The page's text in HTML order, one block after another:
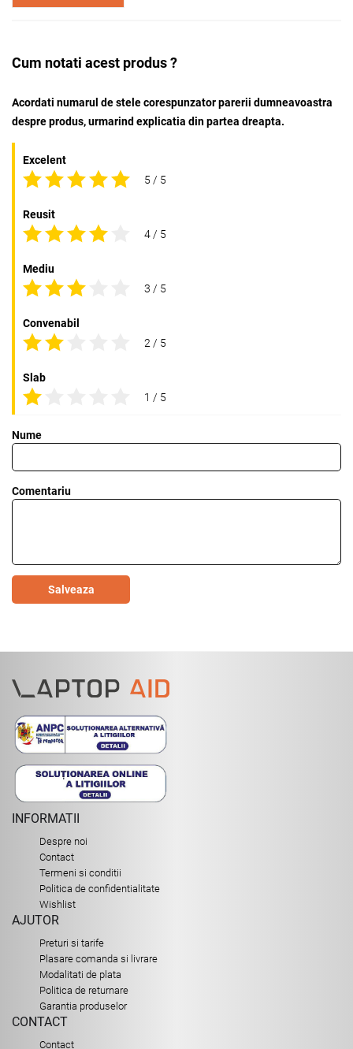
Cum notati acest produs ?
Acordati numarul de stele corespunzator parerii dumneavoastra
despre produs, urmarind explicatia din partea dreapta.
Excelent
5 / 5
Reusit
4 / 5
Mediu
3 / 5
Convenabil
2 / 5
Slab
1 / 5
Nume
Comentariu
Salveaza
INFORMATII
Despre noi
Contact
Termeni si conditii
Politica de confidentialitate
Wishlist
AJUTOR
Preturi si tarife
Plasare comanda si livrare
Modalitati de plata
Politica de returnare
Garantia produselor
CONTACT
Contact